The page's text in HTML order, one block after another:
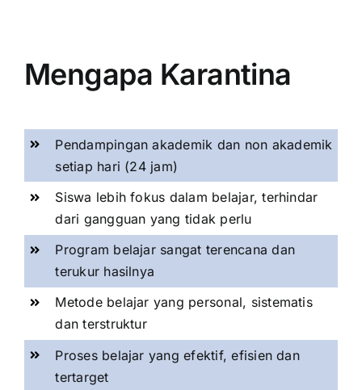
Mengapa Karantina
Pendampingan akademik dan non akademik
setiap hari (24 jam)
Siswa lebih fokus dalam belajar, terhindar
dari gangguan yang tidak perlu
Program belajar sangat terencana dan
terukur hasilnya
Metode belajar yang personal, sistematis
dan terstruktur
Proses belajar yang efektif, efisien dan
tertarget